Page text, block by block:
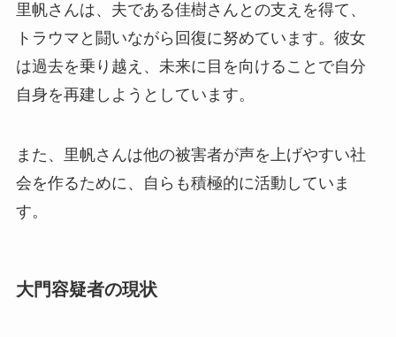
里帆さんは、夫である佳樹さんとの支えを得て、
トラウマと闘いながら回復に努めています。彼女
は過去を乗り越え、未来に目を向けることで自分
自身を再建しようとしています。
また、里帆さんは他の被害者が声を上げやすい社
会を作るために、自らも積極的に活動していま
す。
大門容疑者の現状